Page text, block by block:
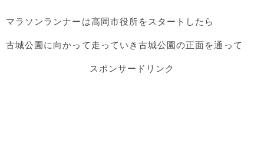
マラソンランナーは高岡市役所をスタートしたら
古城公園に向かって走っていき古城公園の正面を通って
スポンサードリンク